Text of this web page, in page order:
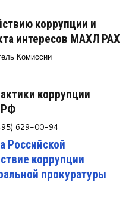
коррупции и
интересов МАХЛ РАХ
Комиссии
коррупции
РФ
629-00-94
Российской
коррупции
прокуратуры